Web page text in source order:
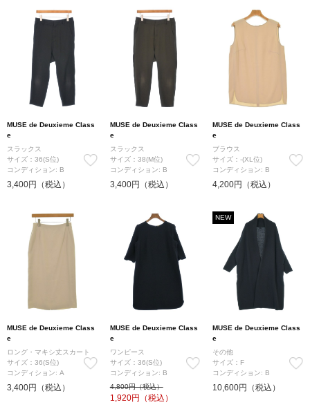
MUSE de Deuxieme Class
e
スラックス
サイズ：36(S位)
コンディション: B
3,400円（税込）
MUSE de Deuxieme Class
e
スラックス
サイズ：38(M位)
コンディション: B
3,400円（税込）
MUSE de Deuxieme Class
e
ブラウス
サイズ：-(XL位)
コンディション: B
4,200円（税込）
MUSE de Deuxieme Class
e
ロング・マキシ丈スカート
サイズ：36(S位)
コンディション: A
3,400円（税込）
MUSE de Deuxieme Class
e
ワンピース
サイズ：36(S位)
コンディション: B
4,800円（税込）
1,920円（税込）
NEW
MUSE de Deuxieme Class
e
その他
サイズ：F
コンディション: B
10,600円（税込）